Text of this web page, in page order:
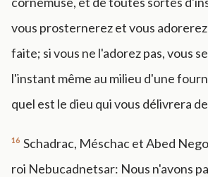
vous prosternerez et vous
faite; si vous ne l'adorez pas, vous
l'instant même au milieu d'une
quel est le dieu qui vous délivrera
16 Schadrac, Méschac et Abed
roi Nebucadnetsar: Nous n'avons